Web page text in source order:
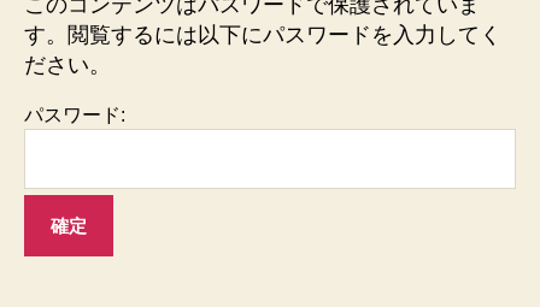
このコンテンツはパスワードで保護されていま
す。閲覧するには以下にパスワードを入力してく
ださい。
パスワード: